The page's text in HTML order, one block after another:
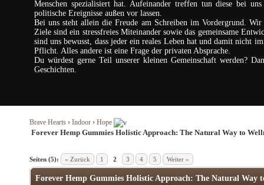
Menschen spezialisiert hat. Aufeinander treffen tun diese bei
politische Ereignisse außen vor lassen.
Bei uns steht allein die Freude am Schreiben im Vordergrund. Wir
Ziele sind ein stressfreies Miteinander sowie das gemeinsame
sind uns bewusst, dass jeder ein reales Leben hat und damit nicht
Pflicht. Alles andere ist eine Frage der privaten Absprache.
Du würdest gerne Teil unserer kleinen Gemeinschaft werden?
Geschichten.
Brave Hearts › Indoor › Hope
Forever Hemp Gummies Holistic Approach: The Natural Way to
Seiten (5): « Zurück 1 2 3 4 5 Weiter »
Forever Hemp Gummies Holistic Approach: The Natural Way